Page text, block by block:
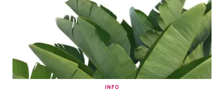
INFO